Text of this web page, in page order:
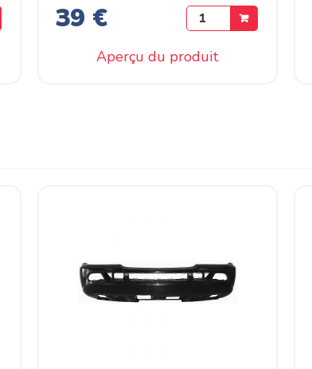
39 €
Aperçu du produit